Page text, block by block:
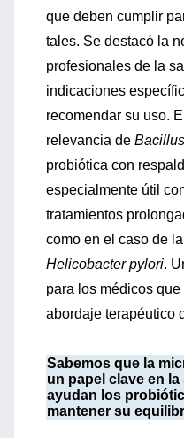
que deben cumplir
tales. Se destacó la
profesionales de la
indicaciones
recomendar su uso.
relevancia de
probiótica con
especialmente útil
tratamientos
como en el caso de
Helicobacter pylori.
para los médicos
abordaje terapéutico
Sabemos que la
un papel clave en
ayudan los
mantener su